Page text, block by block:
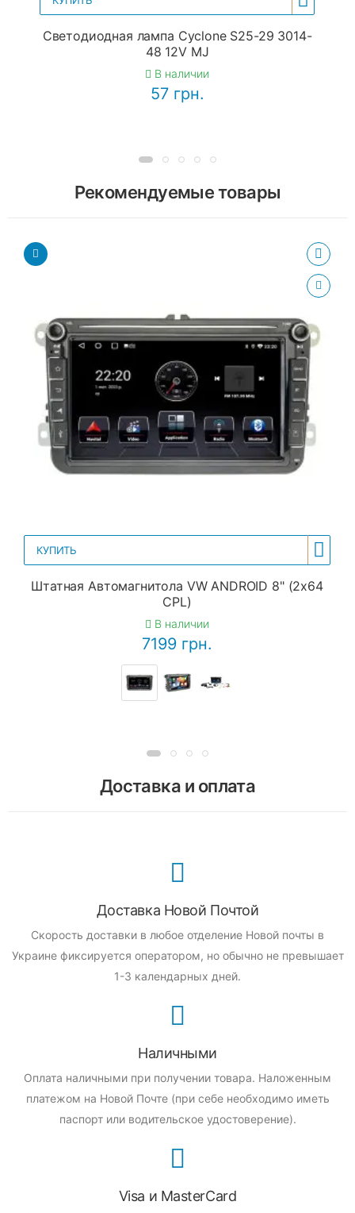
Светодиодная лампа Cyclone S25-29 3014-
48 12V MJ
В наличии
57 грн.
Рекомендуемые товары
КУПИТЬ
Штатная Автомагнитола VW ANDROID 8" (2x64
CPL)
В наличии
7199 грн.
Доставка и оплата
Доставка Новой Почтой
Скорость доставки в любое отделение Новой почты в
Украине фиксируется оператором, но обычно не превышает
1-3 календарных дней.
Наличными
Оплата наличными при получении товара. Наложенным
платежом на Новой Почте (при себе необходимо иметь
паспорт или водительское удостоверение).
Visa и MasterCard